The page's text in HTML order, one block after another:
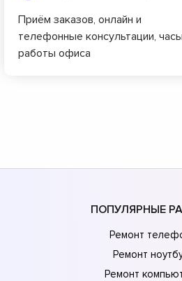
Приём заказов, онлайн и
телефонные консультации, часы
работы офиса
ПОПУЛЯРНЫЕ
Ремонт
Ремонт
Ремонт